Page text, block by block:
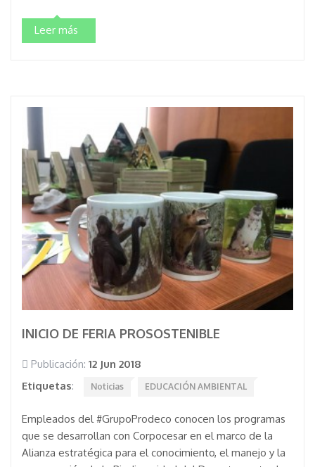
Leer más
INICIO DE FERIA PROSOSTENIBLE
Publicación: 12 Jun 2018
Etiquetas: Noticias EDUCACIÓN AMBIENTAL
Empleados del #GrupoProdeco conocen los programas
que se desarrollan con Corpocesar en el marco de la
Alianza estratégica para el conocimiento, el manejo y la